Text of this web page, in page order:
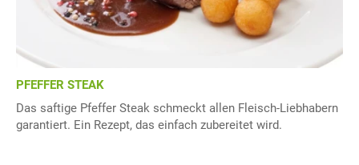
PFEFFER STEAK
Das saftige Pfeffer Steak schmeckt allen Fleisch-Liebhabern
garantiert. Ein Rezept, das einfach zubereitet wird.